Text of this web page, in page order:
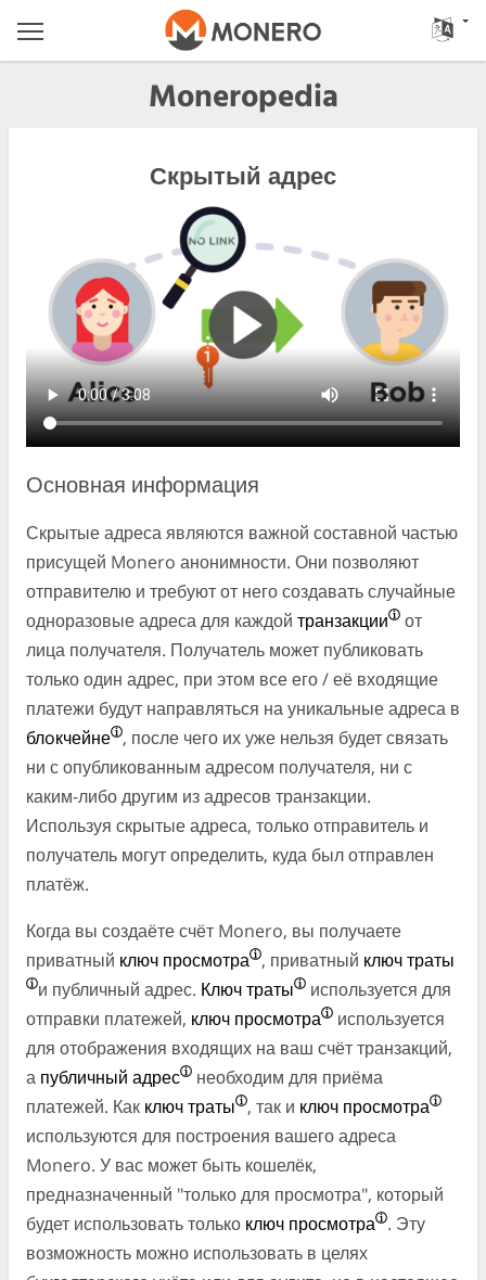
Moneropedia
Скрытый адрес
Основная информация
Скрытые адреса являются важной составной частью
присущей Monero анонимности. Они позволяют
отправителю и требуют от него создавать случайные
одноразовые адреса для каждой транзакции
от
лица получателя. Получатель может публиковать
только один адрес, при этом все его / её входящие
платежи будут направляться на уникальные адреса в
блoкчейне , после чего их уже нельзя будет связать
ни с опубликованным адресом получателя, ни с
каким-либо другим из адресов транзакции.
Используя скрытые адреса, только отправитель и
получатель могут определить, куда был отправлен
платёж.
Когда вы создаёте счёт Monero, вы получаете
приватный ключ просмотра , приватный ключ траты
и публичный адрес. Ключ траты
используется для
отправки платежей, ключ просмотра
используется
для отображения входящих на ваш счёт транзакций,
а публичный адрес
необходим для приёма
платежей. Как ключ траты , так и ключ просмотра
используются для построения вашего адреса
Monero. У вас может быть кошелёк,
предназначенный "только для просмотра", который
будет использовать только ключ просмотра . Эту
возможность можно использовать в целях